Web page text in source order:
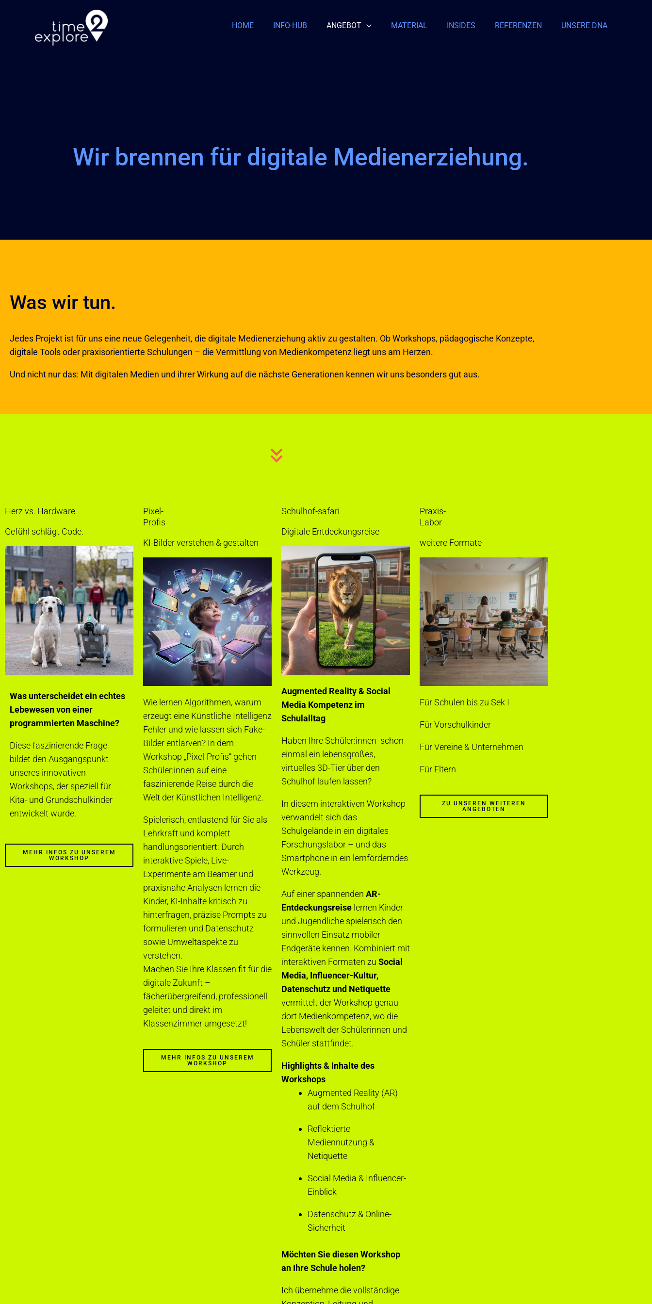
HOME INFO-HUB ANGEBOT MATERIAL INSIDES REFERENZEN UNSERE DNA
Wir brennen für digitale Medienerziehung.
Was wir tun.
Jedes Projekt ist für uns eine neue Gelegenheit, die digitale Medienerziehung aktiv zu gestalten. Ob Workshops, pädagogische Konzepte,
digitale Tools oder praxisorientierte Schulungen – die Vermittlung von Medienkompetenz liegt uns am Herzen.
Und nicht nur das: Mit digitalen Medien und ihrer Wirkung auf die nächste Generationen kennen wir uns besonders gut aus.
Herz vs. Hardware
Gefühl schlägt Code.
Was unterscheidet ein echtes
Lebewesen von einer
programmierten Maschine?
Diese faszinierende Frage
bildet den Ausgangspunkt
unseres innovativen
Workshops, der speziell für
Kita- und Grundschulkinder
entwickelt wurde.
MEHR INFOS ZU UNSEREM
WORKSHOP
Pixel-
Profis
KI-Bilder verstehen & gestalten
Wie lernen Algorithmen, warum
erzeugt eine Künstliche Intelligenz
Fehler und wie lassen sich Fake-
Bilder entlarven? In dem
Workshop „Pixel-Profis“ gehen
Schüler:innen auf eine
faszinierende Reise durch die
Welt der Künstlichen Intelligenz.
Spielerisch, entlastend für Sie als
Lehrkraft und komplett
handlungsorientiert: Durch
interaktive Spiele, Live-
Experimente am Beamer und
praxisnahe Analysen lernen die
Kinder, KI-Inhalte kritisch zu
hinterfragen, präzise Prompts zu
formulieren und Datenschutz
sowie Umweltaspekte zu
verstehen.
Machen Sie Ihre Klassen fit für die
digitale Zukunft –
fächerübergreifend, professionell
geleitet und direkt im
Klassenzimmer umgesetzt!
MEHR INFOS ZU UNSEREM
WORKSHOP
Schulhof-safari
Digitale Entdeckungsreise
Augmented Reality & Social
Media Kompetenz im
Schulalltag
Haben Ihre Schüler:innen schon
einmal ein lebensgroßes,
virtuelles 3D-Tier über den
Schulhof laufen lassen?
In diesem interaktiven Workshop
verwandelt sich das
Schulgelände in ein digitales
Forschungslabor – und das
Smartphone in ein lernförderndes
Werkzeug.
Auf einer spannenden AR-
Entdeckungsreise lernen Kinder
und Jugendliche spielerisch den
sinnvollen Einsatz mobiler
Endgeräte kennen. Kombiniert mit
interaktiven Formaten zu Social
Media, Influencer-Kultur,
Datenschutz und Netiquette
vermittelt der Workshop genau
dort Medienkompetenz, wo die
Lebenswelt der Schülerinnen und
Schüler stattfindet.
Highlights & Inhalte des
Workshops
Augmented Reality (AR)
auf dem Schulhof
Reflektierte
Mediennutzung &
Netiquette
Social Media & Influencer-
Einblick
Datenschutz & Online-
Sicherheit
Möchten Sie diesen Workshop
an Ihre Schule holen?
Ich übernehme die vollständige
Praxis-
Labor
weitere Formate
Für Schulen bis zu Sek I
Für Vorschulkinder
Für Vereine & Unternehmen
Für Eltern
ZU UNSEREN WEITEREN
ANGEBOTEN